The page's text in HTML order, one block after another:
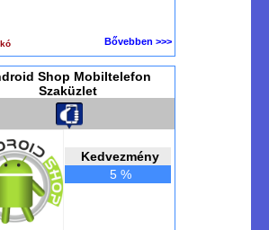
Bővebben >>>
Shop Mobiltelefon
Szaküzlet
Kedvezmény
5 %